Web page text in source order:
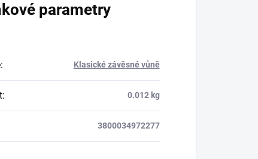
parametry
: Klasické závěsné vůně
: 0.012 kg
3800034972277